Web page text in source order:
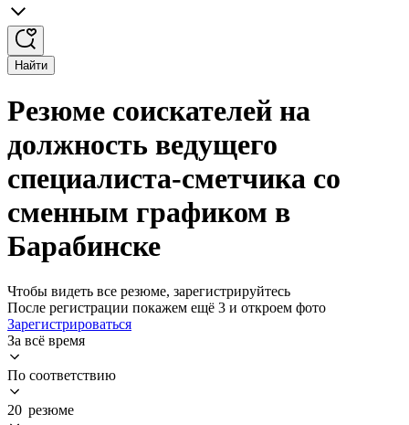
Найти
Резюме соискателей на
должность ведущего
специалиста-сметчика со
сменным графиком в
Барабинске
Чтобы видеть все резюме, зарегистрируйтесь
После регистрации покажем ещё 3 и откроем фото
Зарегистрироваться
За всё время
По соответствию
20 резюме